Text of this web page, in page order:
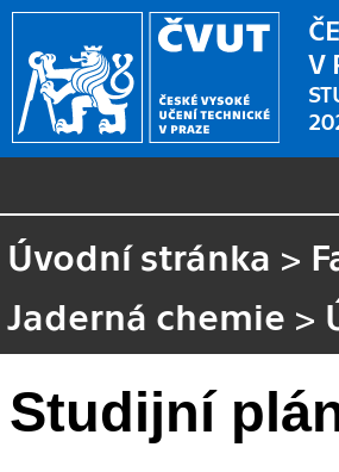
V
Úvodní stránka >
Jaderná chemie >
Studijní